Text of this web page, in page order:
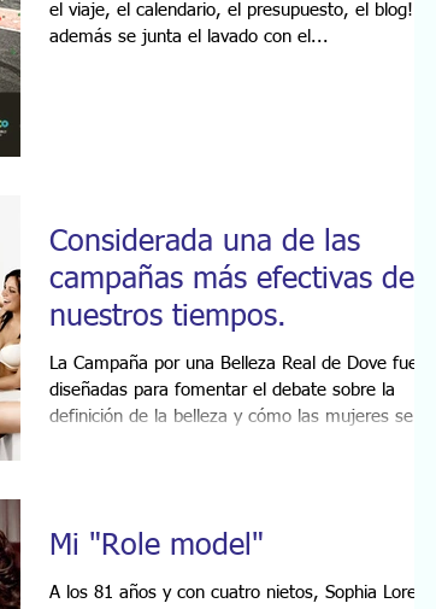
el viaje, el calendario, el presupuesto, el blog! y
además se junta el lavado con el...
Considerada una de las
campañas más efectivas de
nuestros tiempos.
La Campaña por una Belleza Real de Dove fueron
diseñadas para fomentar el debate sobre la
definición de la belleza y cómo las mujeres se...
Mi "Role model"
A los 81 años y con cuatro nietos, Sophia Loren